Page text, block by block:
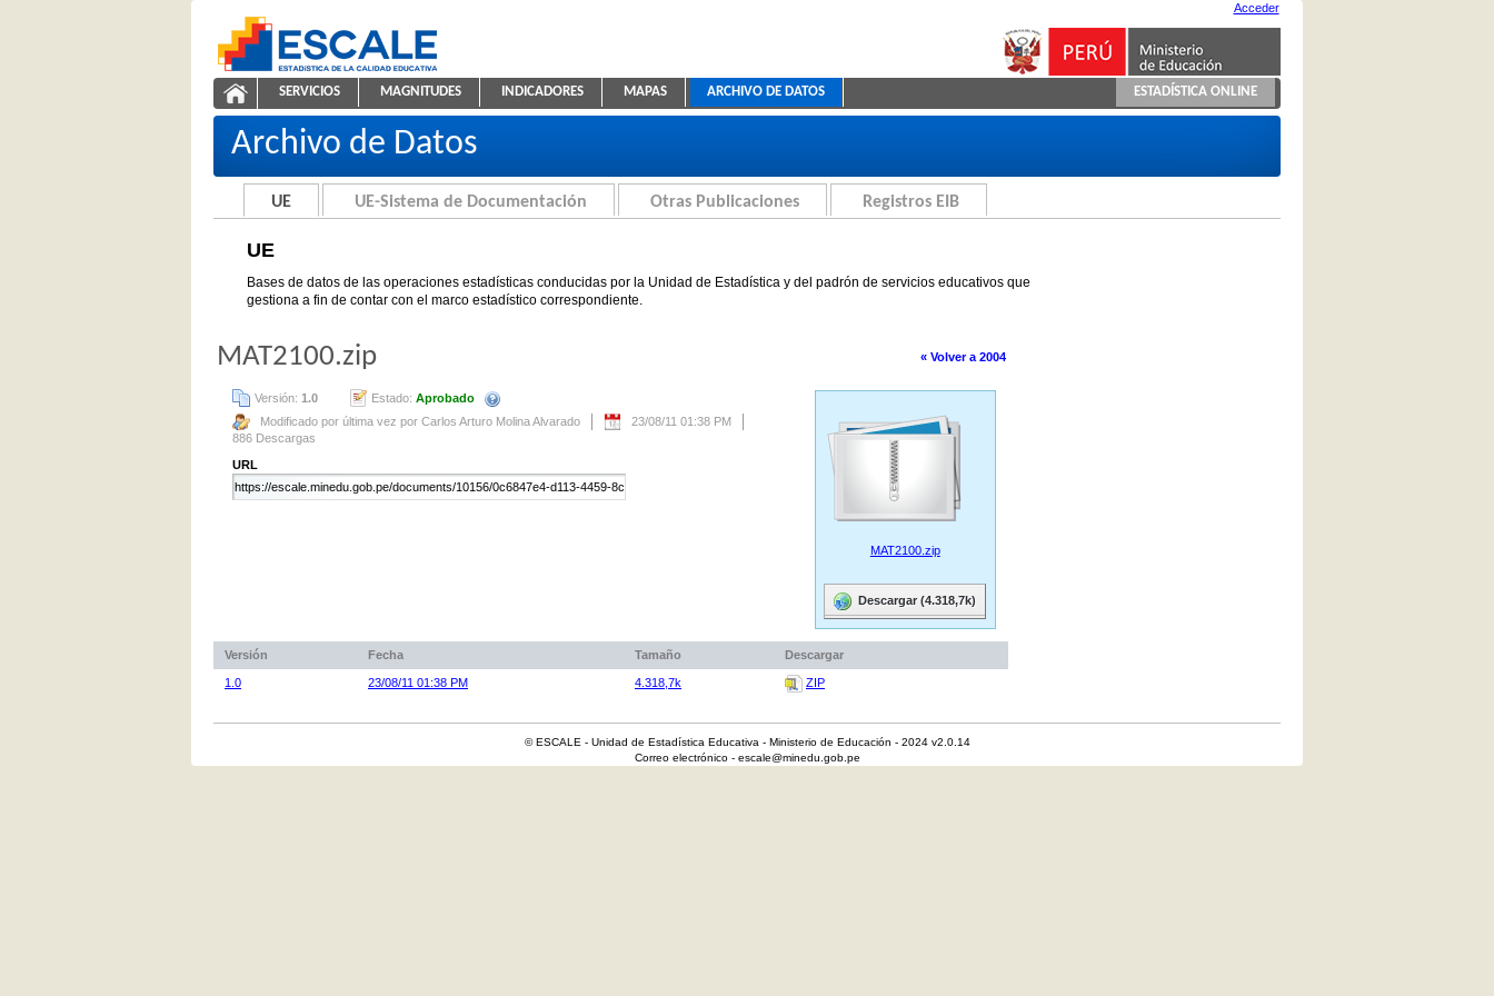
ESCALE - Unidad de Estadística Educativa
UE
Acceder
NAVEGACIÓN
SERVICIOS MAGNITUDES INDICADORES MAPAS ARCHIVO DE DATOS ESTADÍSTICA ONLINE
Archivo de Datos
UE UE-Sistema de Documentación Otras Publicaciones Registros EIB
UE
Bases de datos de las operaciones estadísticas conducidas por la Unidad de Estadística y del padrón de servicios educativos que
gestiona a fin de contar con el marco estadístico correspondiente.
« Volver a 2004
MAT2100.zip
Versión: 1.0 Estado: Aprobado
Modificado por última vez por Carlos Arturo Molina Alvarado
23/08/11 01:38 PM
886 Descargas
URL
MAT2100.zip
Descargar (4.318,7k)
Versión Fecha Tamaño Descargar
1.0 23/08/11 01:38 PM 4.318,7k ZIP
© ESCALE - Unidad de Estadística Educativa - Ministerio de Educación - 2024 v2.0.14
Correo electrónico - escale@minedu.gob.pe